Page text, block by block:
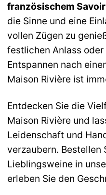
französischem
die Sinne und eine
vollen Zügen zu
festlichen Anlass
Entspannen nach
Maison Rivière ist
Entdecken Sie die
Maison Rivière und
Leidenschaft und
verzaubern. Bestellen
Lieblingsweine in
erleben Sie den